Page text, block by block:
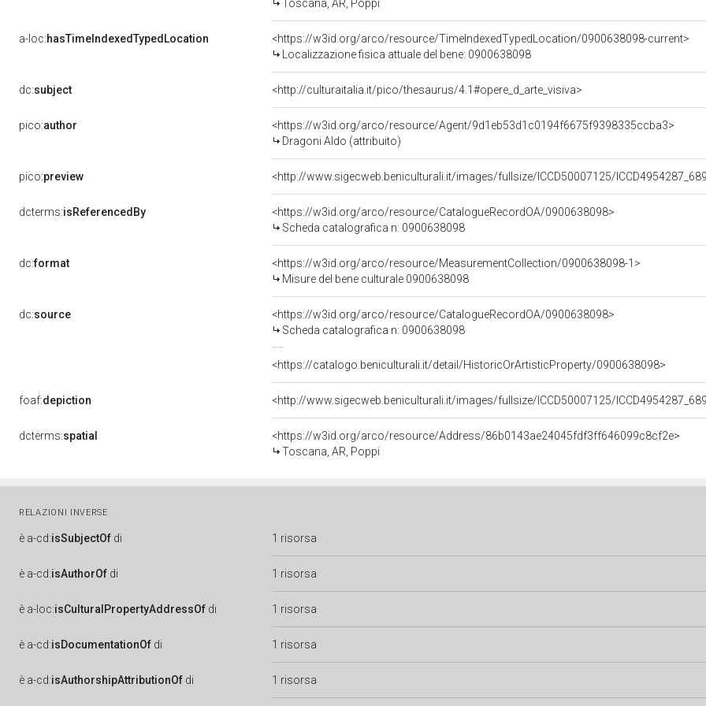
Toscana, AR, Poppi
a-loc:hasTimeIndexedTypedLocation
<https://w3id.org/arco/resource/TimeIndexedTypedLocation/0900638098-current>
Localizzazione fisica attuale del bene: 0900638098
dc:subject <http://culturaitalia.it/pico/thesaurus/4.1#opere_d_arte_visiva>
pico:author
<https://w3id.org/arco/resource/Agent/9d1eb53d1c0194f6675f9398335ccba3>
Dragoni Aldo (attribuito)
pico:preview <http://www.sigecweb.beniculturali.it/images/fullsize/ICCD50007125/
dcterms:isReferencedBy
<https://w3id.org/arco/resource/CatalogueRecordOA/0900638098>
Scheda catalografica n: 0900638098
dc:format
<https://w3id.org/arco/resource/MeasurementCollection/0900638098-1>
Misure del bene culturale 0900638098
dc:source
<https://w3id.org/arco/resource/CatalogueRecordOA/0900638098>
Scheda catalografica n: 0900638098
<https://catalogo.beniculturali.it/detail/HistoricOrArtisticProperty/0900638098>
foaf:depiction <http://www.sigecweb.beniculturali.it/images/fullsize/ICCD50007125/
dcterms:spatial
<https://w3id.org/arco/resource/Address/86b0143ae24045fdf3ff646099c8cf2e>
Toscana, AR, Poppi
RELAZIONI INVERSE
è a-cd:isSubjectOf di 1 risorsa
è a-cd:isAuthorOf di 1 risorsa
è a-loc:isCulturalPropertyAddressOf di 1 risorsa
è a-cd:isDocumentationOf di 1 risorsa
è a-cd:isAuthorshipAttributionOf di 1 risorsa